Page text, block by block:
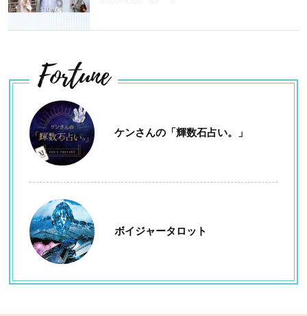
Fortune
ケンさんの「輝数石占い。」
ボイジャータロット